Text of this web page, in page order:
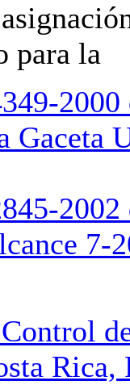
para la
Gaceta
7-
Rica,